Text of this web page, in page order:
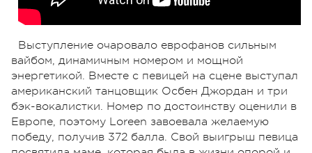
Выступление очаровало еврофанов сильным
вайбом, динамичным номером и мощной
энергетикой. Вместе с певицей на сцене выступал
американский танцовщик Осбен Джордан и три
бэк-вокалистки. Номер по достоинству оценили в
Европе, поэтому Loreen завоевала желаемую
победу, получив 372 балла. Свой выигрыш певица